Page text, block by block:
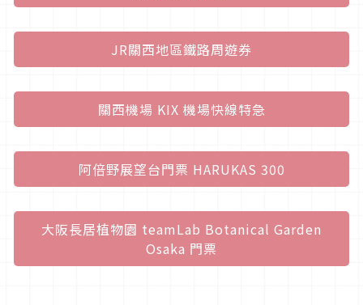
JR關西地區鐵路周遊券
關西機場 KIX 機場快線特急
阿倍野展望台門票 HARUKAS 300
大阪長居植物園 teamLab Botanical Garden
Osaka 門票